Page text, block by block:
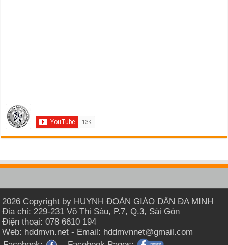
2026 Copyright by HUYNH ĐOÀN GIÁO DÂN ĐA MINH
Địa chỉ: 229-231 Võ Thị Sáu, P.7, Q.3, Sài Gòn
Điện thoại: 078 6610 194
Web: hddmvn.net - Email: hddmvnnet@gmail.com